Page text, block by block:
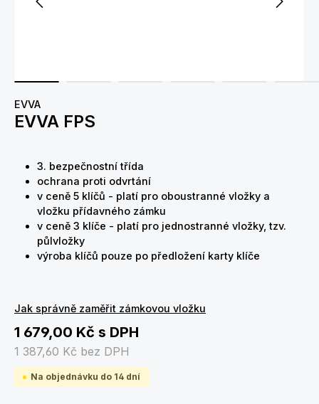
EVVA
EVVA FPS
3. bezpečnostní třída
ochrana proti odvrtání
v ceně 5 klíčů - platí pro oboustranné vložky a
vložku přídavného zámku
v ceně 3 klíče - platí pro jednostranné vložky, tzv.
půlvložky
výroba klíčů pouze po předložení karty klíče
Jak správně zaměřit zámkovou vložku
1 679,00 Kč s DPH
1 387,60 Kč bez DPH
Na objednávku do 14 dní